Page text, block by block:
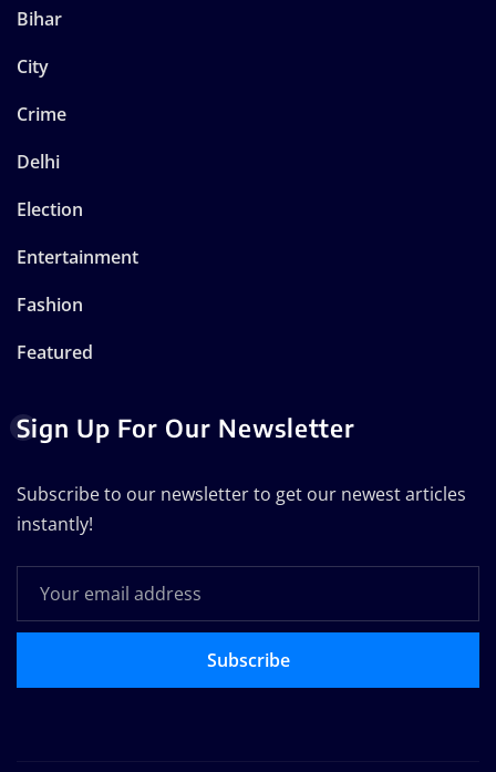
Bihar
City
Crime
Delhi
Election
Entertainment
Fashion
Featured
Sign Up For Our Newsletter
Subscribe to our newsletter to get our newest articles
instantly!
Subscribe